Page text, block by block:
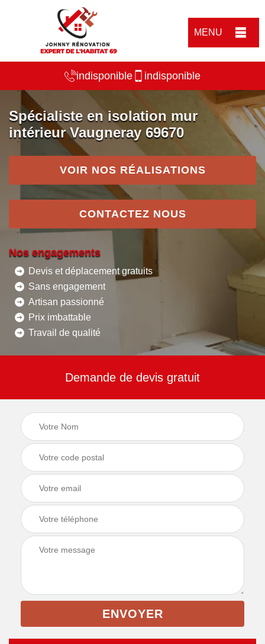
MENU
indisponible indisponible
Spécialiste en isolation mur
intérieur Vaugneray 69670
VOIR NOS RÉALISATIONS
CONTACTEZ NOUS
Nos engagements
Devis et déplacement gratuits
Sans engagement
Artisan passionné
Prix imbattable
Travail de qualité
Demande de devis gratuit